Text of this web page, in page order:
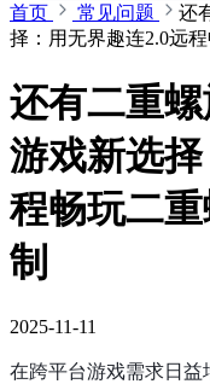
首页 常见问题
还
择：用无界趣连2.0远
还有二重
游戏新选
程畅玩二
制
2025-11-11
在跨平台游戏需求日益